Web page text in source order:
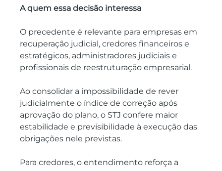
A quem essa decisão interessa
O precedente é relevante para empresas em
recuperação judicial, credores financeiros e
estratégicos, administradores judiciais e
profissionais de reestruturação empresarial.
Ao consolidar a impossibilidade de rever
judicialmente o índice de correção após
aprovação do plano, o STJ confere maior
estabilidade e previsibilidade à execução das
obrigações nele previstas.
Para credores, o entendimento reforça a